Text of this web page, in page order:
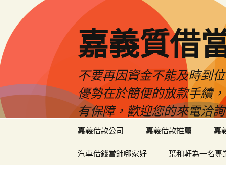
嘉義質借
不要再因資金不能及時到
優勢在於簡便的放款手續
有保障，歡迎您的來電洽
嘉義借款公司 嘉義借款推薦 嘉
汽車借錢當鋪哪家好 葉和軒為一名專